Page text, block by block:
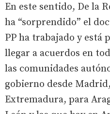
En este sentido, De la
ha “sorprendido” el
PP ha trabajado y está
llegar a acuerdos en
las comunidades
gobierno desde
Extremadura, para